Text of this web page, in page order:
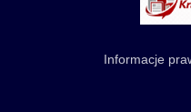
Informacje